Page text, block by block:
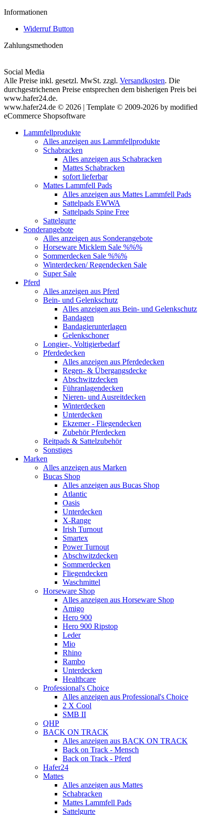
Informationen
Widerruf Button
Zahlungsmethoden
Social Media
Alle Preise inkl. gesetzl. MwSt. zzgl. Versandkosten. Die
durchgestrichenen Preise entsprechen dem bisherigen Preis bei
www.hafer24.de.
www.hafer24.de © 2026 | Template © 2009-2026 by modified
eCommerce Shopsoftware
Lammfellprodukte
Alles anzeigen aus Lammfellprodukte
Schabracken
Alles anzeigen aus Schabracken
Mattes Schabracken
sofort lieferbar
Mattes Lammfell Pads
Alles anzeigen aus Mattes Lammfell Pads
Sattelpads EWWA
Sattelpads Spine Free
Sattelgurte
Sonderangebote
Alles anzeigen aus Sonderangebote
Horseware Micklem Sale %%%
Sommerdecken Sale %%%
Winterdecken/ Regendecken Sale
Super Sale
Pferd
Alles anzeigen aus Pferd
Bein- und Gelenkschutz
Alles anzeigen aus Bein- und Gelenkschutz
Bandagen
Bandagierunterlagen
Gelenkschoner
Longier-, Voltigierbedarf
Pferdedecken
Alles anzeigen aus Pferdedecken
Regen- & Übergangsdecke
Abschwitzdecken
Führanlagendecken
Nieren- und Ausreitdecken
Winterdecken
Unterdecken
Ekzemer - Fliegendecken
Zubehör Pferdecken
Reitpads & Sattelzubehör
Sonstiges
Marken
Alles anzeigen aus Marken
Bucas Shop
Alles anzeigen aus Bucas Shop
Atlantic
Oasis
Unterdecken
X-Range
Irish Turnout
Smartex
Power Turnout
Abschwitzdecken
Sommerdecken
Fliegendecken
Waschmittel
Horseware Shop
Alles anzeigen aus Horseware Shop
Amigo
Hero 900
Hero 900 Ripstop
Leder
Mio
Rhino
Rambo
Unterdecken
Healthcare
Professional's Choice
Alles anzeigen aus Professional's Choice
2 X Cool
SMB II
QHP
BACK ON TRACK
Alles anzeigen aus BACK ON TRACK
Back on Track - Mensch
Back on Track - Pferd
Hafer24
Mattes
Alles anzeigen aus Mattes
Schabracken
Mattes Lammfell Pads
Sattelgurte